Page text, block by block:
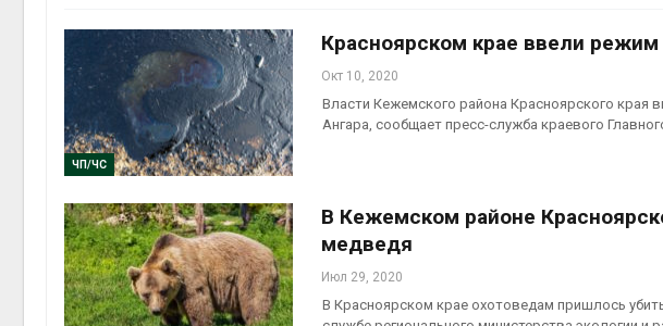
ЧП/ЧС
Красноярском крае ввели режим
Окт 10, 2020
Власти Кежемского района Красноярского края
Ангара, сообщает пресс-служба краевого
В Кежемском районе
медведя
Июл 29, 2020
В Красноярском крае охотоведам пришлось
Панамский
ограничивает
Авг 6, 2026
тыс. человек
установили
экообменники